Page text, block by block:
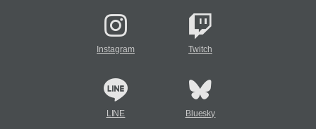
Instagram Twitch
LINE Bluesky